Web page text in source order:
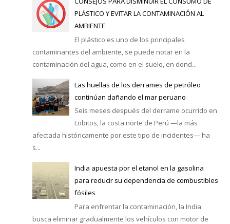
PLÁSTICO Y EVITAR LA CONTAMINACIÓN AL
AMBIENTE
El plástico es uno de los principales
contaminantes del ambiente, se puede notar en la
contaminación del agua, como en el suelo, en dond...
Las huellas de los derrames de petróleo
continúan dañando el mar peruano
Seis meses después del derrame ocurrido en
Lobitos, la costa norte de Perú —la más
afectada históricamente por este tipo de incidentes— ha
s...
India apuesta por el etanol en la gasolina
para reducir su dependencia de combustibles
fósiles
Para enfrentar la contaminación, la India
busca eliminar gradualmente los vehículos con motor de